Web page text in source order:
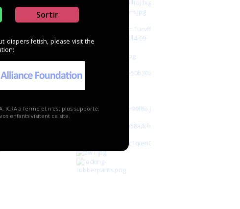
Sortir
diapers fetish, please visit the
ICRA a fermé et n'est plus supporté.
enfants visitent ce site.